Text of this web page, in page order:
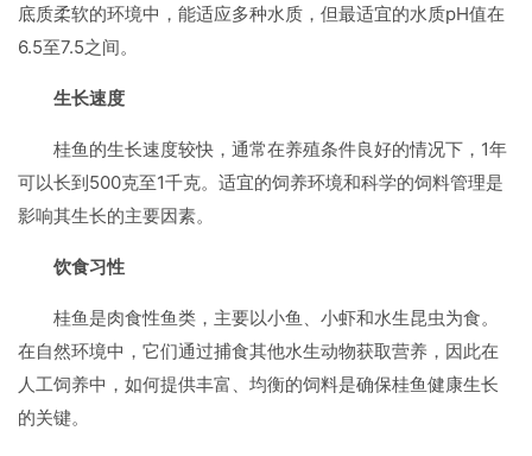
底质柔软的环境中，能适应多种水质，但最适宜的水质pH值在
6.5至7.5之间。
生长速度
桂鱼的生长速度较快，通常在养殖条件良好的情况下，1年
可以长到500克至1千克。适宜的饲养环境和科学的饲料管理是
影响其生长的主要因素。
饮食习性
桂鱼是肉食性鱼类，主要以小鱼、小虾和水生昆虫为食。
在自然环境中，它们通过捕食其他水生动物获取营养，因此在
人工饲养中，如何提供丰富、均衡的饲料是确保桂鱼健康生长
的关键。